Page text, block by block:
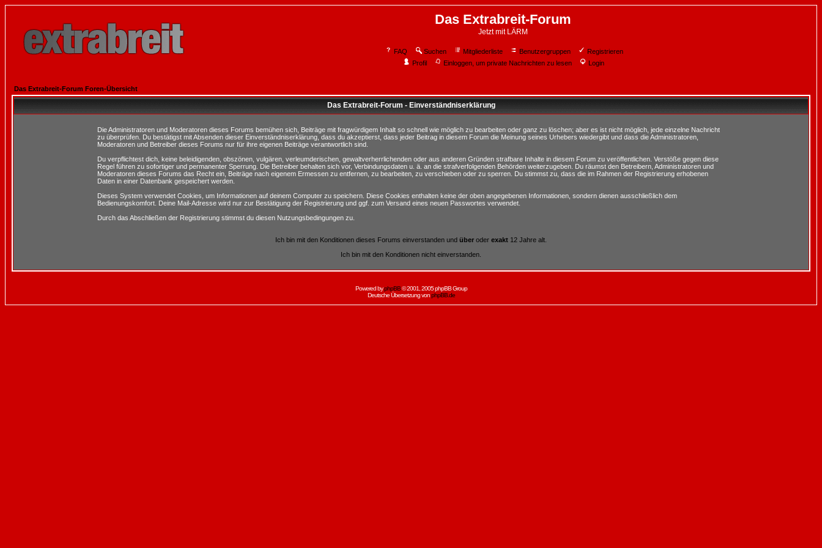
Das Extrabreit-Forum
Jetzt mit LÄRM
FAQ Suchen Mitgliederliste Benutzergruppen
Registrieren
Profil
Einloggen, um private Nachrichten zu lesen Login
Das Extrabreit-Forum Foren-Übersicht
Das Extrabreit-Forum - Einverständniserklärung
Die Administratoren und Moderatoren dieses Forums bemühen sich, Beiträge mit fragwürdigem Inhalt so schnell wie möglich zu bearbeiten oder ganz zu löschen; aber es ist nicht möglich, jede einzelne Nachricht
zu überprüfen. Du bestätigst mit Absenden dieser Einverständniserklärung, dass du akzeptierst, dass jeder Beitrag in diesem Forum die Meinung seines Urhebers wiedergibt und dass die Administratoren,
Moderatoren und Betreiber dieses Forums nur für ihre eigenen Beiträge verantwortlich sind.
Du verpflichtest dich, keine beleidigenden, obszönen, vulgären, verleumderischen, gewaltverherrlichenden oder aus anderen Gründen strafbare Inhalte in diesem Forum zu veröffentlichen. Verstöße gegen diese
Regel führen zu sofortiger und permanenter Sperrung. Die Betreiber behalten sich vor, Verbindungsdaten u. ä. an die strafverfolgenden Behörden weiterzugeben. Du räumst den Betreibern, Administratoren und
Moderatoren dieses Forums das Recht ein, Beiträge nach eigenem Ermessen zu entfernen, zu bearbeiten, zu verschieben oder zu sperren. Du stimmst zu, dass die im Rahmen der Registrierung erhobenen
Daten in einer Datenbank gespeichert werden.
Dieses System verwendet Cookies, um Informationen auf deinem Computer zu speichern. Diese Cookies enthalten keine der oben angegebenen Informationen, sondern dienen ausschließlich dem
Bedienungskomfort. Deine Mail-Adresse wird nur zur Bestätigung der Registrierung und ggf. zum Versand eines neuen Passwortes verwendet.
Durch das Abschließen der Registrierung stimmst du diesen Nutzungsbedingungen zu.
Ich bin mit den Konditionen dieses Forums einverstanden und über oder exakt 12 Jahre alt.
Ich bin mit den Konditionen nicht einverstanden.
Powered byphpBB© 2001, 2005 phpBB Group
Deutsche Übersetzung vonphpBB.de